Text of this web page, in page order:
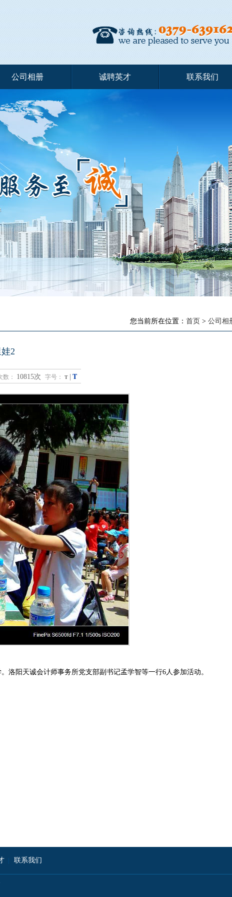
公司相册 诚聘英才 联系我们
您当前所在位置： 首页 > 公司相
2
数： 10815次 字号： T T
洛阳天诚会计师事务所党支部副书记孟学智等一行6人参加活动。
联系我们